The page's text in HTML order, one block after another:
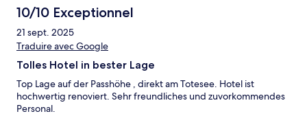
10/10 Exceptionnel
21 sept. 2025
Traduire avec Google
Tolles Hotel in bester Lage
Top Lage auf der Passhöhe , direkt am Totesee. Hotel ist
hochwertig renoviert. Sehr freundliches und zuvorkommendes
Personal.